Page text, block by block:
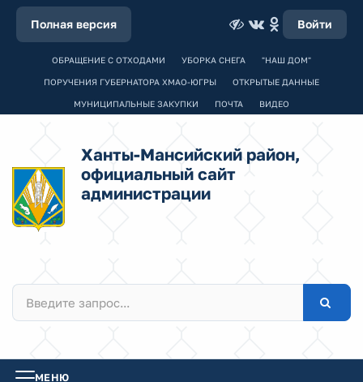
Полная версия Войти
ОБРАЩЕНИЕ С ОТХОДАМИ УБОРКА СНЕГА "НАШ ДОМ"
ПОРУЧЕНИЯ ГУБЕРНАТОРА ХМАО-ЮГРЫ ОТКРЫТЫЕ ДАННЫЕ
МУНИЦИПАЛЬНЫЕ ЗАКУПКИ ПОЧТА ВИДЕО
Ханты-Мансийский район,
официальный сайт
администрации
МЕНЮ